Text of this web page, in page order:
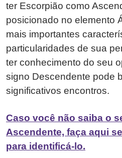
ter Escorpião como
posicionado no elemento
mais importantes
particularidades de sua
ter conhecimento do seu
signo Descendente pode
significativos encontros.
Caso você não saiba o
Ascendente, faça aqui
para identificá-lo.